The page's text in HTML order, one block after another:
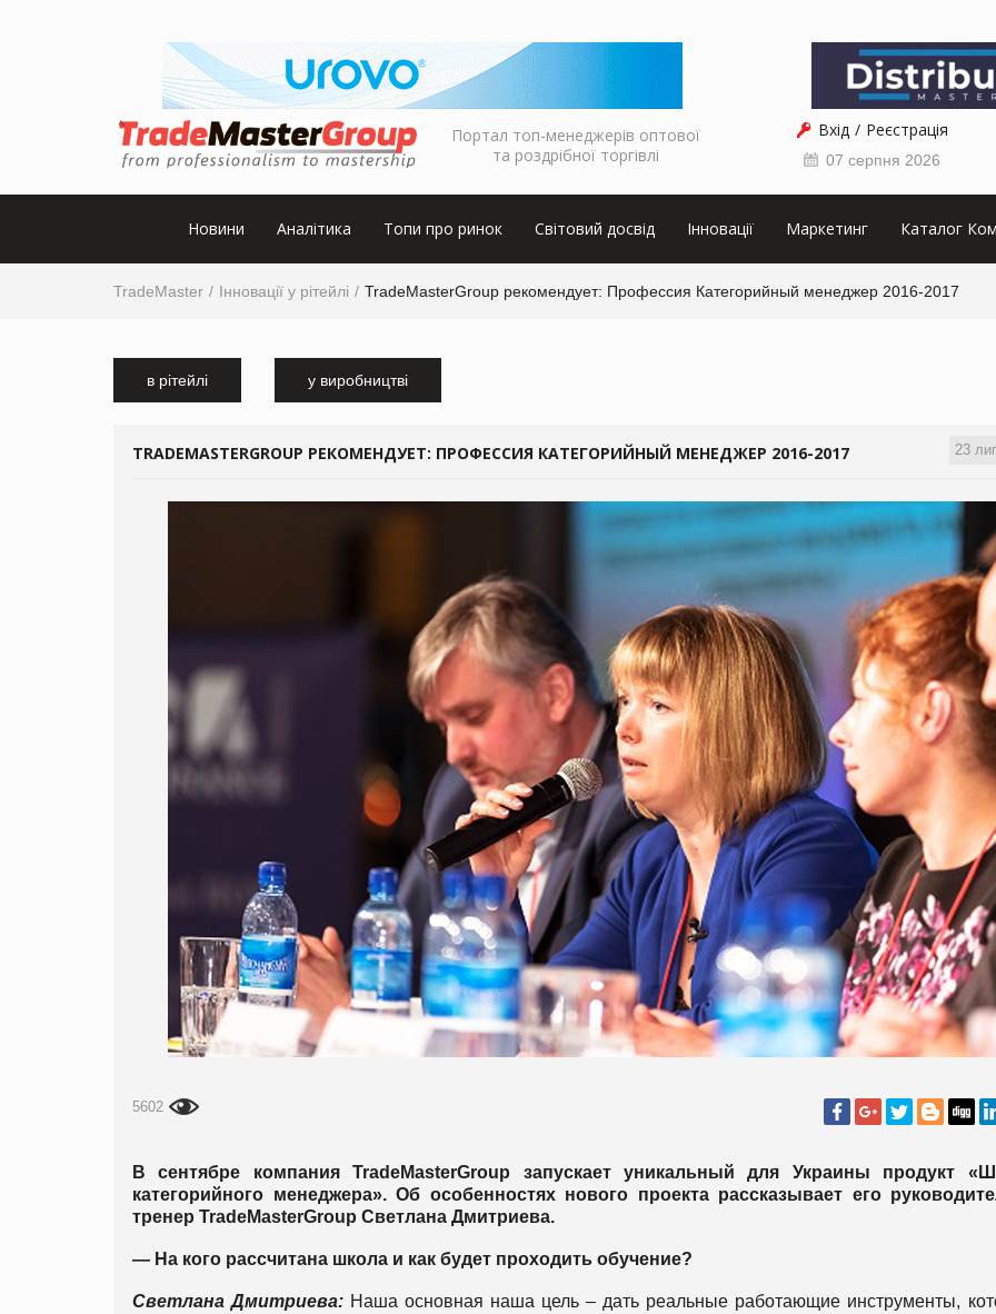
Портал топ-менеджерів оптової
та роздрібної торгівлі
Вхід Реєстрація
07 серпня 2026
Новини Аналітика Топи про ринок Світовий досвід Інновації Маркетинг Каталог
TradeMaster Інновації у рітейлі TradeMasterGroup рекомендует: Профессия Категорийный менеджер 2016-2017
в рітейлі у виробництві
23
TRADEMASTERGROUP РЕКОМЕНДУЕТ: ПРОФЕССИЯ КАТЕГОРИЙНЫЙ МЕНЕДЖЕР 2016-2017
5602
В сентябре компания TradeMasterGroup запускает уникальный для Украины продукт
категорийного менеджера». Об особенностях нового проекта рассказывает его
тренер TradeMasterGroup Светлана Дмитриева.
— На кого рассчитана школа и как будет проходить обучение?
Светлана Дмитриева: Наша основная наша цель – дать реальные работающие инструменты,